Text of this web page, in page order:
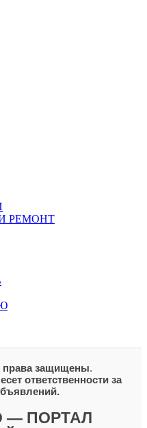
РЕМОНТ
права защищены.
ответственности за
— ПОРТАЛ